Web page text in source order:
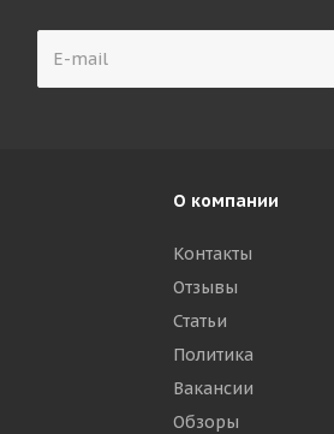
О компании
Контакты
Отзывы
Статьи
Политика
Вакансии
Обзоры